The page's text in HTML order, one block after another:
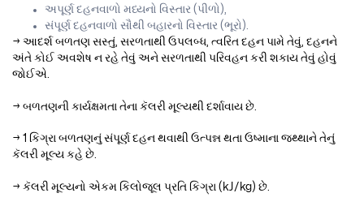
અપૂર્ણ દહનવાળો મધ્યનો વિસ્તાર (પીળો),
સંપૂર્ણ દહનવાળો સૌથી બહારનો વિસ્તાર (ભૂરો).
→ આદર્શ બળતણ સસ્તું, સરળતાથી ઉપલબ્ધ, ત્વરિત દહન પામે તેવું, દહનને
અંતે કોઈ અવશેષ ન રહે તેવું અને સરળતાથી પરિવહન કરી શકાય તેવું હોવું
જોઈએ.
→ બળતણની કાર્યક્ષમતા તેના કૅલરી મૂલ્યથી દર્શાવાય છે.
→ 1 કિગ્રા બળતણનું સંપૂર્ણ દહન થવાથી ઉત્પન્ન થતા ઉષ્માના જથ્થાને તેનું
કૅલરી મૂલ્ય કહે છે.
→ કૅલરી મૂલ્યનો એકમ કિલોજૂલ પ્રતિ કિગ્રા (kJ/kg) છે.